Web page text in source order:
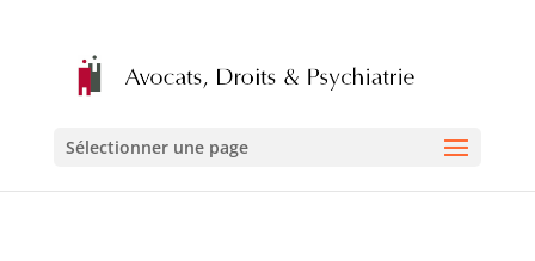
Sélectionner une page